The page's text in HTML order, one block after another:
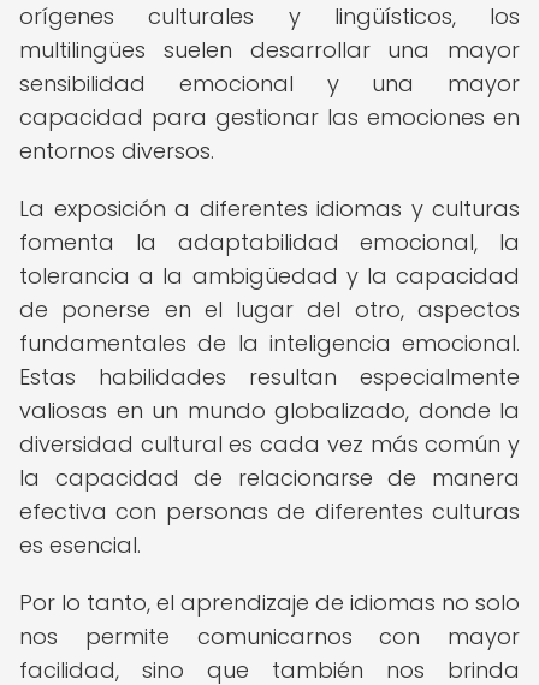
orígenes culturales y lingüísticos, los
multilingües suelen desarrollar una mayor
sensibilidad emocional y una mayor
capacidad para gestionar las emociones en
entornos diversos.
La exposición a diferentes idiomas y culturas
fomenta la adaptabilidad emocional, la
tolerancia a la ambigüedad y la capacidad
de ponerse en el lugar del otro, aspectos
fundamentales de la inteligencia emocional.
Estas habilidades resultan especialmente
valiosas en un mundo globalizado, donde la
diversidad cultural es cada vez más común y
la capacidad de relacionarse de manera
efectiva con personas de diferentes culturas
es esencial.
Por lo tanto, el aprendizaje de idiomas no solo
nos permite comunicarnos con mayor
facilidad, sino que también nos brinda